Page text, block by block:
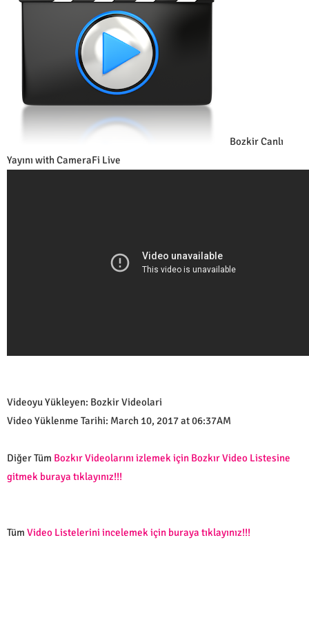
Bozkir Canlı
Yayını with CameraFi Live
Videoyu Yükleyen: Bozkir Videolari
Video Yüklenme Tarihi: March 10, 2017 at 06:37AM
Diğer Tüm Bozkır Videolarını izlemek için Bozkır Video Listesine
gitmek buraya tıklayınız!!!
Tüm Video Listelerini incelemek için buraya tıklayınız!!!